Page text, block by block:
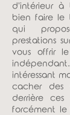
d'intérieur à
bien faire le
qui
prestations
vous offrir
intéressant
cacher des
derrière
forcément